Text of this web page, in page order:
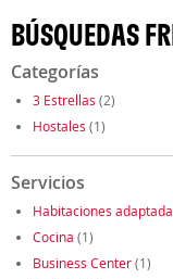
BÚSQUEDAS
Categorías
3 Estrellas (2)
Hostales (1)
Servicios
Habitaciones
Cocina (1)
Business Center(1)